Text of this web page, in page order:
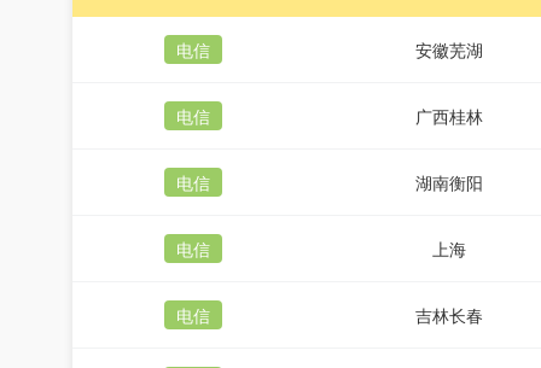
电信 安徽芜湖
电信 广西桂林
电信 湖南衡阳
电信 上海
电信 吉林长春